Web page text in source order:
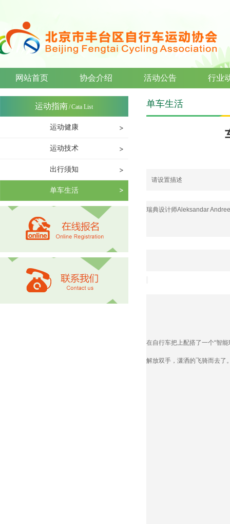
网站首页 协会介绍 活动公告 行业
运动指南/Cata List
运动健康
运动技术
出行须知
单车生活
单车生活
请设置描述
瑞典设计师Aleksandar
在自行车把上配搭了一个“智
解放双手，潇洒的飞骑而去了